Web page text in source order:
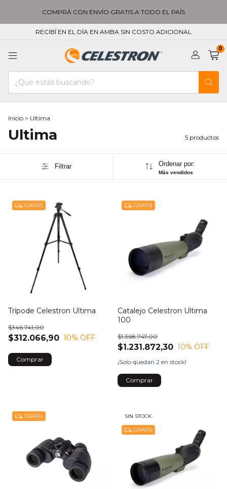
COMPRÁ CON ENVÍO GRATIS A TODO EL PAÍS
RECIBÍ EN EL DÍA EN AMBA SIN COSTO ADICIONAL
0
Inicio > Ultima
Ultima 5 productos
Filtrar Ordenar por:
Más vendidos
GRATIS
Trípode Celestron Ultima
$312.066,90
$346.741,00
10% OFF
GRATIS
Catalejo Celestron Ultima
100
$1.231.872,30
$1.368.747,00
10% OFF
¡Solo quedan 2 en stock!
GRATIS SIN STOCK
GRATIS